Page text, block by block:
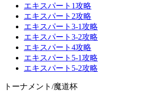
エキスパート1攻略
エキスパート2攻略
エキスパート3-1攻略
エキスパート3-2攻略
エキスパート4攻略
エキスパート5-1攻略
エキスパート5-2攻略
トーナメント/魔道杯